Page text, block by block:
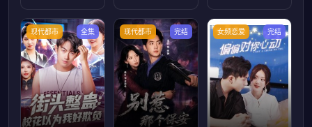
现代都市 全集 现代都市 完结 女频恋爱 完结